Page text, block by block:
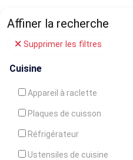
Affiner la recherche
Supprimer les filtres
Cuisine
Appareil à raclette
Plaques de cuisson
Réfrigérateur
Ustensiles de cuisine